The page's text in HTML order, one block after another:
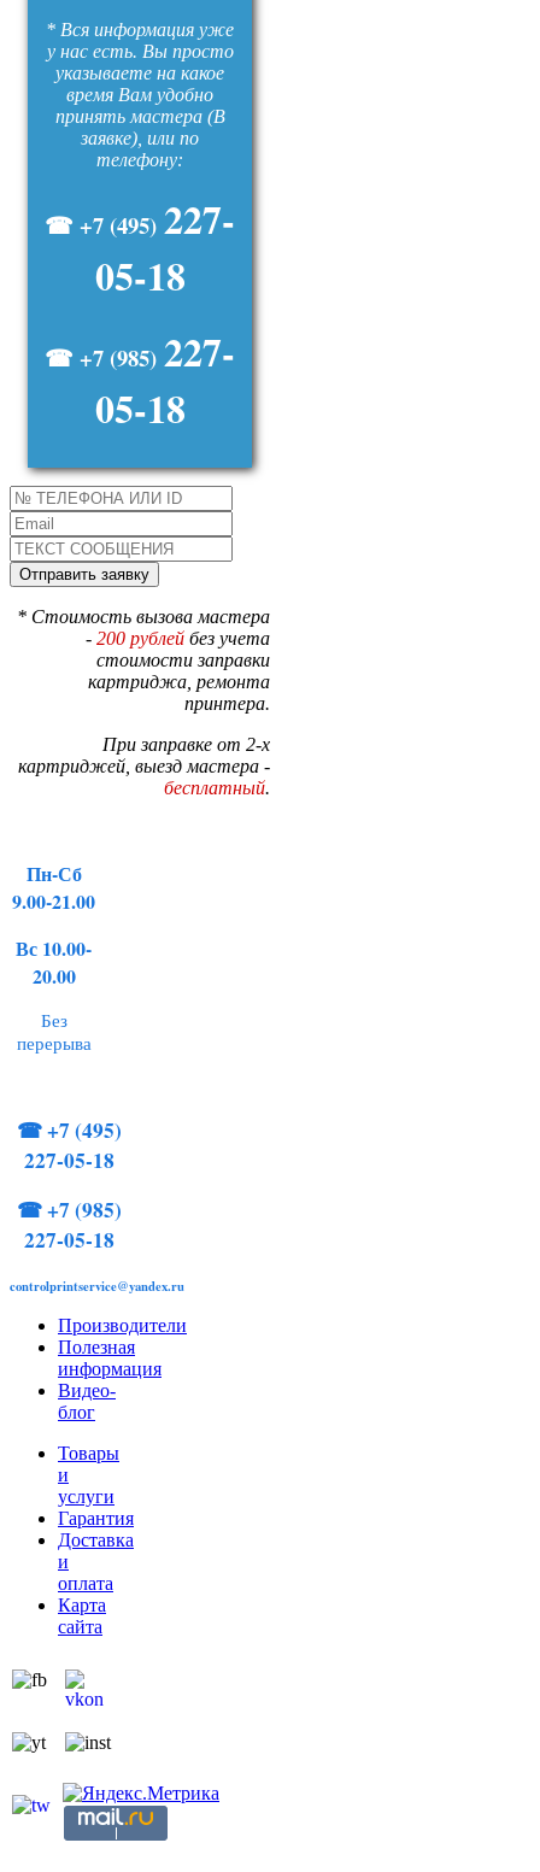
* Вся информация уже
у нас есть. Вы просто
указываете на какое
время Вам удобно
принять мастера (В
заявке), или по
телефону:
☎ +7 (495) 227-
05-18
☎ +7 (985) 227-
05-18
* Стоимость вызова мастера
- 200 рублей без учета
стоимости заправки
картриджа, ремонта
принтера.
При заправке от 2-х
картриджей, выезд мастера -
бесплатный.
Пн-Сб
9.00-21.00
Вс 10.00-
20.00
Без
перерыва
☎+7 (495)
227-05-18
☎+7 (985)
227-05-18
controlprintservice@yandex.ru
Производители
Полезная
информация
Видео-
блог
Товары
и
услуги
Гарантия
Доставка
и
оплата
Карта
сайта